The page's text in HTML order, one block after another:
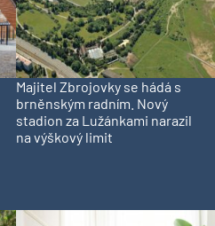
Majitel Zbrojovky se hádá s
brněnským radním. Nový
stadion za Lužánkami narazil
na výškový limit